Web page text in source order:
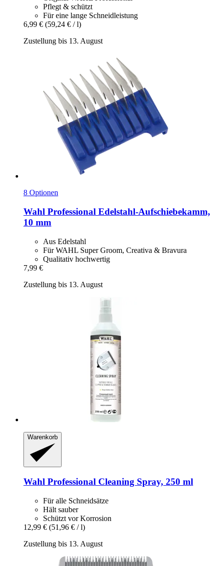
Pflegt & schützt
Für eine lange Schneidleistung
6,99 € (59,24 € / l)
Zustellung bis 13. August
8 Optionen
Wahl Professional Edelstahl-​Aufschiebekamm,
10 mm
Aus Edelstahl
Für WAHL Super Groom, Creativa & Bravura
Qualitativ hochwertig
7,99 €
Zustellung bis 13. August
Warenkorb
Wahl Professional Cleaning Spray, 250 ml
Für alle Schneidsätze
Hält sauber
Schützt vor Korrosion
12,99 € (51,96 € / l)
Zustellung bis 13. August